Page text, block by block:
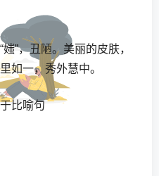
”，丑陋。美丽的皮肤，
如一，秀外慧中。
比喻句